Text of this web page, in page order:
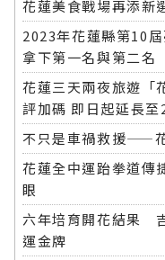
花蓮美食戰場再添新
2023年花蓮縣第10
拿下第一名與第二名
花蓮三天兩夜旅遊
評加碼 即日起延長至
不只是車禍救援——
花蓮全中運跆拳道
眼
六年培育開花結果
運金牌